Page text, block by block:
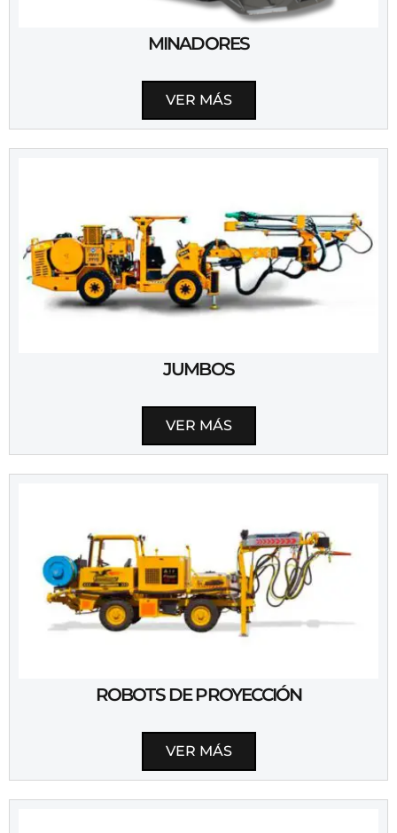
MINADORES
VER MÁS
JUMBOS
VER MÁS
ROBOTS DE PROYECCIÓN
VER MÁS